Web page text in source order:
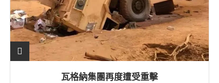
瓦格納集團再度遭受重擊